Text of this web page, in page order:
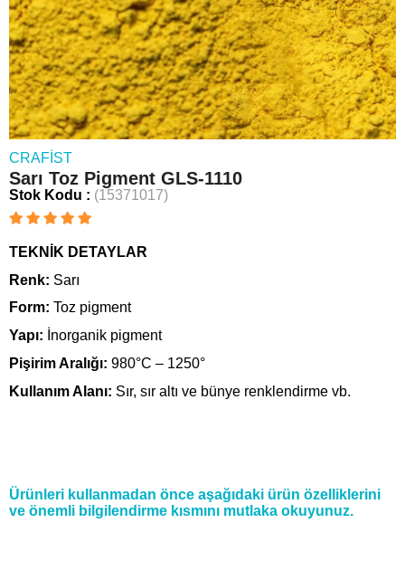
CRAFIST
Sarı Toz Pigment GLS-1110
Stok Kodu (15371017)
TEKNİK DETAYLAR
Renk: Sarı
Form: Toz pigment
Yapı: İnorganik pigment
Pişirim Aralığı: 980°C – 1250°
Kullanım Alanı: Sır, sır altı ve bünye renklendirme vb.
Ürünleri kullanmadan önce aşağıdaki ürün özelliklerini
ve önemli bilgilendirme kısmını mutlaka okuyunuz.